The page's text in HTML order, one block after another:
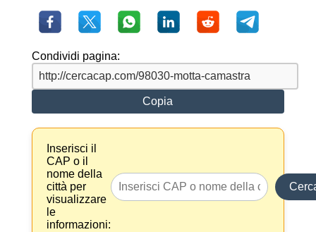
Condividi pagina:
Copia
Inserisci il
CAP o il
nome della
città per
visualizzare
le
informazioni: